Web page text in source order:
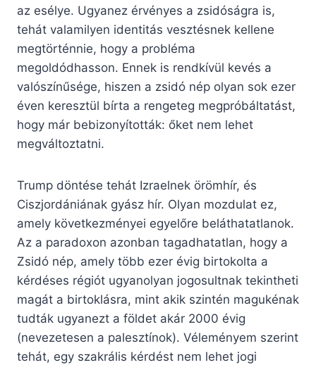
az esélye. Ugyanez érvényes a zsidóságra is,
tehát valamilyen identitás vesztésnek kellene
megtörténnie, hogy a probléma
megoldódhasson. Ennek is rendkívül kevés a
valószínűsége, hiszen a zsidó nép olyan sok ezer
éven keresztül bírta a rengeteg megpróbáltatást,
hogy már bebizonyították: őket nem lehet
megváltoztatni.
Trump döntése tehát Izraelnek örömhír, és
Ciszjordániának gyász hír. Olyan mozdulat ez,
amely következményei egyelőre beláthatatlanok.
Az a paradoxon azonban tagadhatatlan, hogy a
Zsidó nép, amely több ezer évig birtokolta a
kérdéses régiót ugyanolyan jogosultnak tekintheti
magát a birtoklásra, mint akik szintén magukénak
tudták ugyanezt a földet akár 2000 évig
(nevezetesen a palesztínok). Véleményem szerint
tehát, egy szakrális kérdést nem lehet jogi